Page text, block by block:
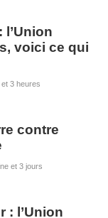
voici ce qui
et 3 heures
contre
et 3 jours
: l’Union